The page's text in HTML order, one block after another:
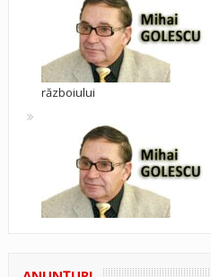
războiului